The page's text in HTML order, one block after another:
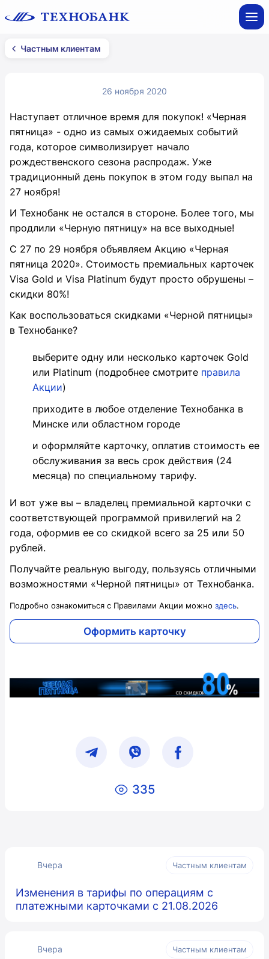
Частным клиентам
26 ноября 2020
Наступает отличное время для покупок! «Черная
пятница» - одно из самых ожидаемых событий
года, которое символизирует начало
рождественского сезона распродаж. Уже
традиционный день покупок в этом году выпал на
27 ноября!
И Технобанк не остался в стороне. Более того, мы
продлили «Черную пятницу» на все выходные!
С 27 по 29 ноября объявляем Акцию «Черная
пятница 2020». Стоимость премиальных карточек
Visa Gold и Visa Platinum будут просто обрушены –
скидки 80%!
Как воспользоваться скидками «Черной пятницы»
в Технобанке?
выберите одну или несколько карточек Gold
или Platinum (подробнее смотрите правила
Акции)
приходите в любое отделение Технобанка в
Минске или областном городе
и оформляйте карточку, оплатив стоимость ее
обслуживания за весь срок действия (24
месяца) по специальному тарифу.
И вот уже вы – владелец премиальной карточки с
соответствующей программой привилегий на 2
года, оформив ее со скидкой всего за 25 или 50
рублей.
Получайте реальную выгоду, пользуясь отличными
возможностями «Черной пятницы» от Технобанка.
Подробно ознакомиться с Правилами Акции можно здесь.
Оформить карточку
335
Вчера Частным клиентам
Изменения в тарифы по операциям с
платежными карточками с 21.08.2026
Вчера Частным клиентам